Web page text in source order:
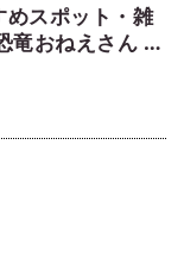
めスポット・雑
竜おねえさん 生